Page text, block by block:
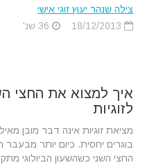
צילה שנהר יעוץ זוגי אישי
איך למצוא את החצי
לזוגיות
מציאת זוגיות אינה דבר מובן
החצי השני כשהשעון הביולוגי